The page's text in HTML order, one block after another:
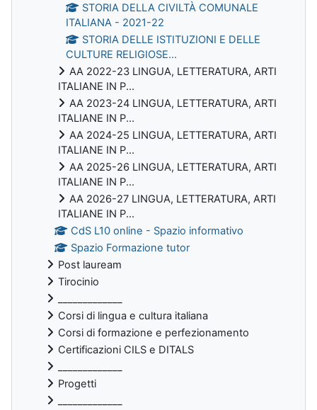
STORIA DELLA CIVILTÀ COMUNALE
ITALIANA - 2021-22
STORIA DELLE ISTITUZIONI E DELLE
CULTURE RELIGIOSE...
AA 2022-23 LINGUA, LETTERATURA, ARTI
ITALIANE IN P...
AA 2023-24 LINGUA, LETTERATURA, ARTI
ITALIANE IN P...
AA 2024-25 LINGUA, LETTERATURA, ARTI
ITALIANE IN P...
AA 2025-26 LINGUA, LETTERATURA, ARTI
ITALIANE IN P...
AA 2026-27 LINGUA, LETTERATURA, ARTI
ITALIANE IN P...
CdS L10 online - Spazio informativo
Spazio Formazione tutor
Post lauream
Tirocinio
Corsi di lingua e cultura italiana
Corsi di formazione e perfezionamento
Certificazioni CILS e DITALS
Progetti